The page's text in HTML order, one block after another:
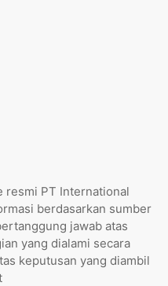
resmi PT International
berdasarkan sumber
jawab atas
yang dialami secara
keputusan yang diambil